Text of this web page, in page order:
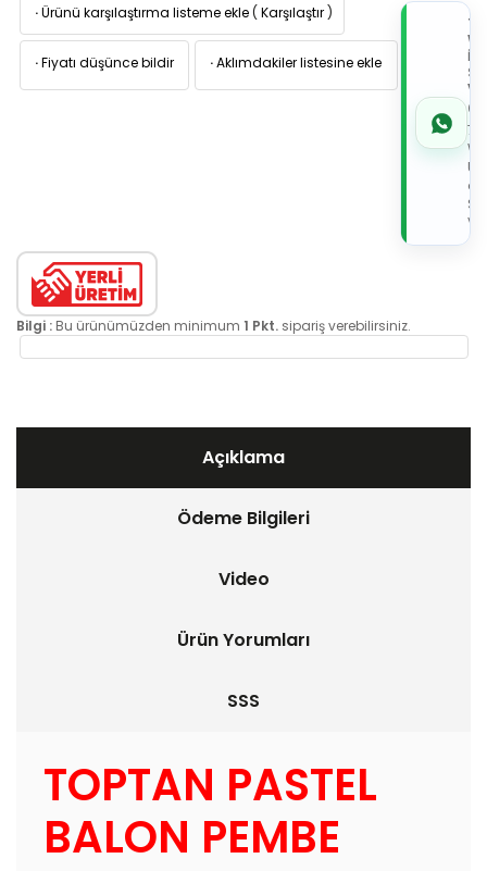
·Ürünü karşılaştırma listeme ekle ( Karşılaştır )
·Fiyatı düşünce bildir ·Aklımdakiler listesine ekle
İLE
de
Bilgi : Bu ürünümüzden minimum 1 Pkt. sipariş verebilirsiniz.
Açıklama
Ödeme Bilgileri
Video
Ürün Yorumları
SSS
TOPTAN PASTEL
BALON PEMBE